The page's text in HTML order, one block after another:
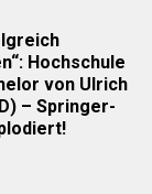
Hochschule
von Ulrich
– Springer-